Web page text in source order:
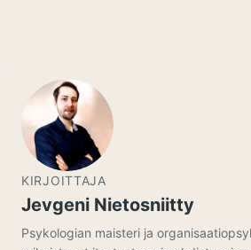
KIRJOITTAJA
Jevgeni Nietosniitty
Psykologian maisteri ja